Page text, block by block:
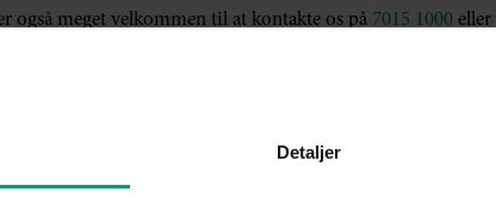
Detaljer
også meget velkommen til at kontakte os på 7015 1000eller